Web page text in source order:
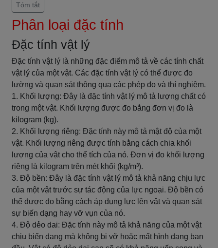
Tóm tắt
Phân loại đặc tính
Đặc tính vật lý
Đặc tính vật lý là những đặc điểm mô tả về các tính chất
vật lý của một vật. Các đặc tính vật lý có thể được đo
lường và quan sát thông qua các phép đo và thí nghiệm.
1. Khối lượng: Đây là đặc tính vật lý mô tả lượng chất có
trong một vật. Khối lượng được đo bằng đơn vị đo là
kilogram (kg).
2. Khối lượng riêng: Đặc tính này mô tả mật độ của một
vật. Khối lượng riêng được tính bằng cách chia khối
lượng của vật cho thể tích của nó. Đơn vị đo khối lượng
riêng là kilogram trên mét khối (kg/m³).
3. Độ bền: Đây là đặc tính vật lý mô tả khả năng chịu lực
của một vật trước sự tác động của lực ngoại. Độ bền có
thể được đo bằng cách áp dụng lực lên vật và quan sát
sự biến dạng hay vỡ vụn của nó.
4. Độ dẻo dai: Đặc tính này mô tả khả năng của một vật
chịu biến dạng mà không bị vỡ hoặc mất hình dạng ban